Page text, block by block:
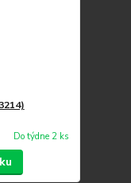
Do týdne 2 ks